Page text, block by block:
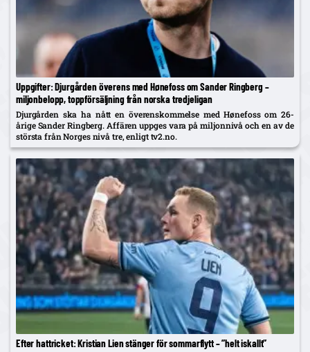
Uppgifter: Djurgården överens med Hønefoss om Sander Ringberg –
miljonbelopp, toppförsäljning från norska tredjeligan
Djurgården ska ha nått en överenskommelse med Hønefoss om 26-
årige Sander Ringberg. Affären uppges vara på miljonnivå och en av de
största från Norges nivå tre, enligt tv2.no.
Efter hattricket: Kristian Lien stänger för sommarflytt – ”helt iskallt”